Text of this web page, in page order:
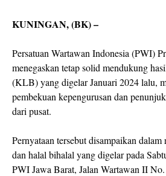
KUNINGAN, (BK) –
Persatuan Wartawan Indonesia (PWI)
menegaskan tetap solid mendukung
(KLB) yang digelar Januari 2024 lalu,
pembekuan kepengurusan dan
dari pusat.
Pernyataan tersebut disampaikan
dan halal bihalal yang digelar pada
PWI Jawa Barat, Jalan Wartawan II